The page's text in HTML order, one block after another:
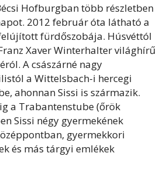
Hofburgban több részletben
2012 február óta látható a
fürdőszobája. Húsvéttól
Xaver Winterhalter világhírű
A császárné nagy
a Wittelsbach-i hercegi
ahonnan Sissi is származik.
a Trabantenstube (őrök
Sissi négy gyermekének
gyermekkori
és más tárgyi emlékek